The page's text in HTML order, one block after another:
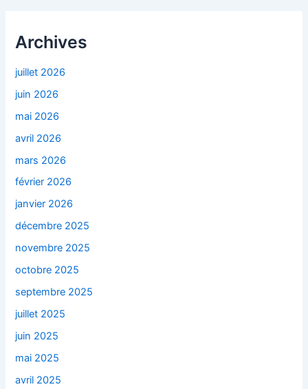
Archives
juillet 2026
juin 2026
mai 2026
avril 2026
mars 2026
février 2026
janvier 2026
décembre 2025
novembre 2025
octobre 2025
septembre 2025
juillet 2025
juin 2025
mai 2025
avril 2025